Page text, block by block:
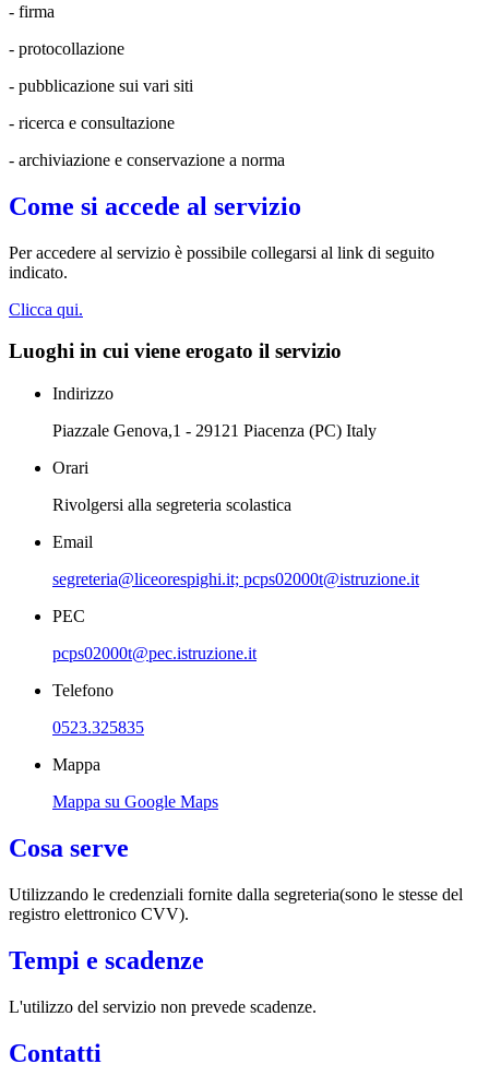
- firma
- protocollazione
- pubblicazione sui vari siti
- ricerca e consultazione
- archiviazione e conservazione a norma
Come si accede al servizio
Per accedere al servizio è possibile collegarsi al link di seguito
indicato.
Clicca qui.
Luoghi in cui viene erogato il servizio
Indirizzo
Piazzale Genova,1 - 29121 Piacenza (PC) Italy
Orari
Rivolgersi alla segreteria scolastica
Email
segreteria@liceorespighi.it; pcps02000t@istruzione.it
PEC
pcps02000t@pec.istruzione.it
Telefono
0523.325835
Mappa
Mappa su Google Maps
Cosa serve
Utilizzando le credenziali fornite dalla segreteria(sono le stesse del
registro elettronico CVV).
Tempi e scadenze
L'utilizzo del servizio non prevede scadenze.
Contatti